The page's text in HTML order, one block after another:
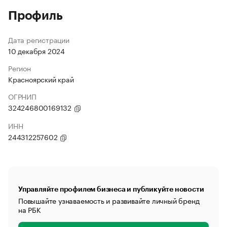
Профиль
Дата регистрации
10 декабря 2024
Регион
Красноярский край
ОГРНИП
324246800169132
ИНН
244312257602
Управляйте профилем бизнеса и публикуйте новости
Повышайте узнаваемость и развивайте личный бренд
на РБК